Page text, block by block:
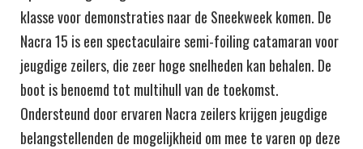
klasse voor demonstraties naar de Sneekweek komen. De
Nacra 15 is een spectaculaire semi-foiling catamaran voor
jeugdige zeilers, die zeer hoge snelheden kan behalen. De
boot is benoemd tot multihull van de toekomst.
Ondersteund door ervaren Nacra zeilers krijgen jeugdige
belangstellenden de mogelijkheid om mee te varen op deze